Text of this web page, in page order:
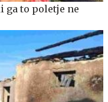
ga to poletje ne